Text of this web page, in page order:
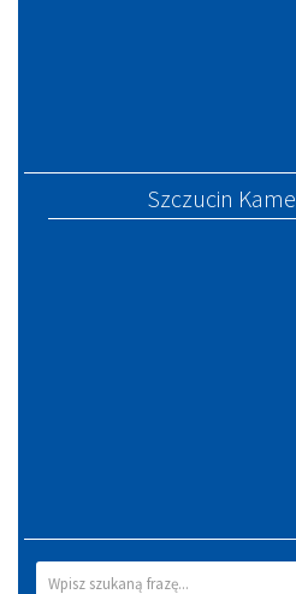
Szczucin
Wyszukiwarka